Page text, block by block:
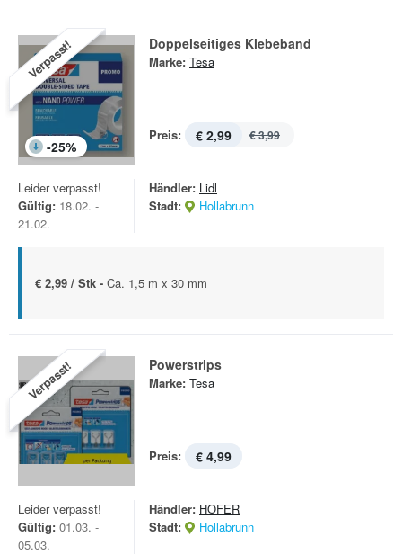
Verpasst!
-25%
Doppelseitiges Klebeband
Marke: Tesa
Preis: € 2,99 € 3,99
Leider verpasst!
Gültig: 18.02. -
21.02.
Händler: Lidl
Stadt:
Hollabrunn
€ 2,99 / Stk - Ca. 1,5 m x 30 mm
Verpasst! Powerstrips
Marke: Tesa
Preis: € 4,99
Leider verpasst!
Gültig: 01.03. -
05.03.
Händler: HOFER
Stadt:
Hollabrunn